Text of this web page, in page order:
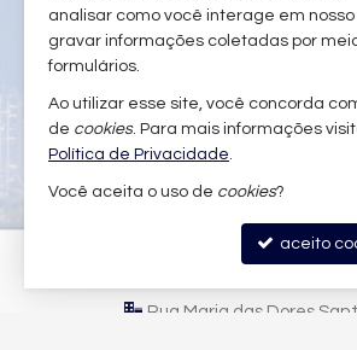
3
R$ 1.881.974,15
LFB IMÓVEIS
Rua Maria das Dores
analisar como você interage em nosso
gravar informações coletadas por
formulários.
Ao utilizar esse site, você concorda
de cookies. Para mais informações
Política de Privacidade.
Você aceita o uso de cookies?
aceito